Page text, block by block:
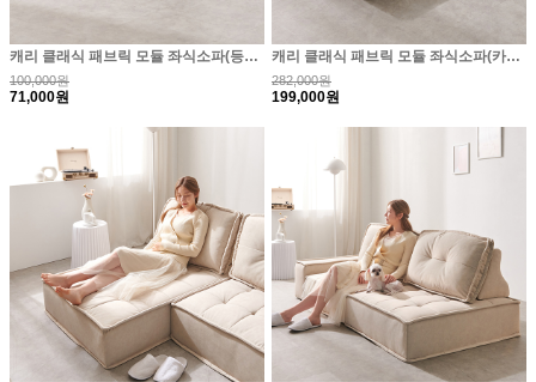
캐리 클래식 패브릭 모듈 좌식소파(등쿠션)
100,000원
71,000원
캐리 클래식 패브릭 모듈 좌식소파(카우치좌방석)
282,000원
199,000원